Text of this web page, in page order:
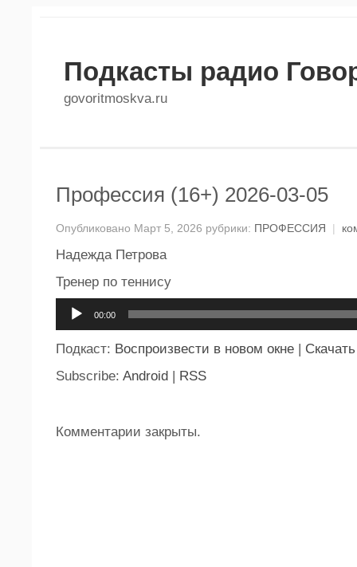
Подкасты радио
govoritmoskva.ru
Профессия (16+) 2026-03-05
Опубликовано Март 5, 2026 рубрики: ПРОФЕССИЯ |
Надежда Петрова
Тренер по теннису
00:00
Подкаст: Воспроизвести в новом окне | Скачать
Subscribe: Android | RSS
Комментарии закрыты.